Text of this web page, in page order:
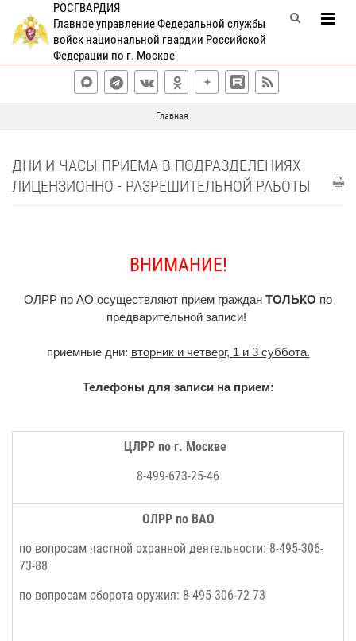
РОСГВАРДИЯ
Главное управление Федеральной службы
войск национальной гвардии Российской
Федерации по г. Москве
Главная
ДНИ И ЧАСЫ ПРИЕМА В ПОДРАЗДЕЛЕНИЯХ
ЛИЦЕНЗИОННО - РАЗРЕШИТЕЛЬНОЙ РАБОТЫ
ВНИМАНИЕ!
ОЛРР по АО осуществляют прием граждан ТОЛЬКО по
предварительной записи!
приемные дни: вторник и четверг, 1 и 3 суббота.
Телефоны для записи на прием:
ЦЛРР по г. Москве
8-499-673-25-46
ОЛРР по ВАО
по вопросам частной охранной деятельности: 8-495-306-
73-88
по вопросам оборота оружия: 8-495-306-72-73